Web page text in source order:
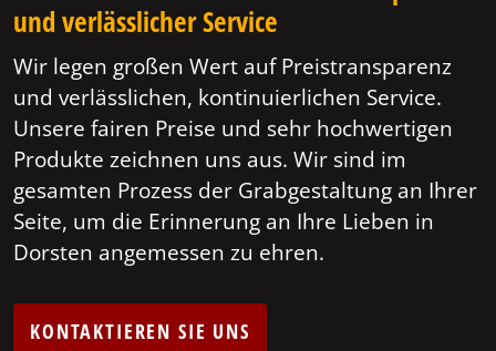
und verlässlicher Service
Wir legen großen Wert auf Preistransparenz
und verlässlichen, kontinuierlichen Service.
Unsere fairen Preise und sehr hochwertigen
Produkte zeichnen uns aus. Wir sind im
gesamten Prozess der Grabgestaltung an Ihrer
Seite, um die Erinnerung an Ihre Lieben in
Dorsten angemessen zu ehren.
KONTAKTIEREN SIE UNS